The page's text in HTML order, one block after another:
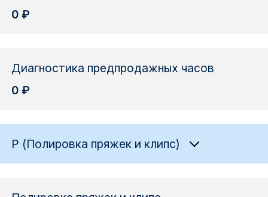
0 ₽
Диагностика предпродажных часов
0 ₽
P (Полировка пряжек и клипс)